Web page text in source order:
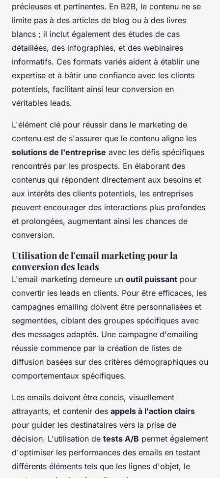
précieuses et pertinentes. En B2B, le contenu ne se
limite pas à des articles de blog ou à des livres
blancs ; il inclut également des études de cas
détaillées, des infographies, et des webinaires
informatifs. Ces formats variés aident à établir une
expertise et à bâtir une confiance avec les clients
potentiels, facilitant ainsi leur conversion en
véritables leads.
L'élément clé pour réussir dans le marketing de
contenu est de s'assurer que le contenu aligne les
solutions de l'entreprise avec les défis spécifiques
rencontrés par les prospects. En élaborant des
contenus qui répondent directement aux besoins et
aux intérêts des clients potentiels, les entreprises
peuvent encourager des interactions plus profondes
et prolongées, augmentant ainsi les chances de
conversion.
Utilisation de l'email marketing pour la
conversion des leads
L'email marketing demeure un outil puissant pour
convertir les leads en clients. Pour être efficaces, les
campagnes emailing doivent être personnalisées et
segmentées, ciblant des groupes spécifiques avec
des messages adaptés. Une campagne d'emailing
réussie commence par la création de listes de
diffusion basées sur des critères démographiques ou
comportementaux spécifiques.
Les emails doivent être concis, visuellement
attrayants, et contenir des appels à l'action clairs
pour guider les destinataires vers la prise de
décision. L'utilisation de tests A/B permet également
d'optimiser les performances des emails en testant
différents éléments tels que les lignes d'objet, le